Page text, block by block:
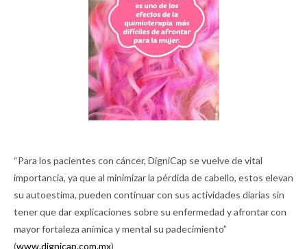
“Para los pacientes con cáncer, DigniCap se vuelve de vital
importancia, ya que al minimizar la pérdida de cabello, estos elevan
su autoestima, pueden continuar con sus actividades diarias sin
tener que dar explicaciones sobre su enfermedad y afrontar con
mayor fortaleza anímica y mental su padecimiento”
(www.dignicap.com.mx)